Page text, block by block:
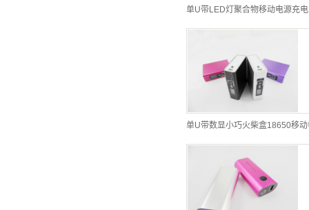
单U带LED灯聚合物移动电源充